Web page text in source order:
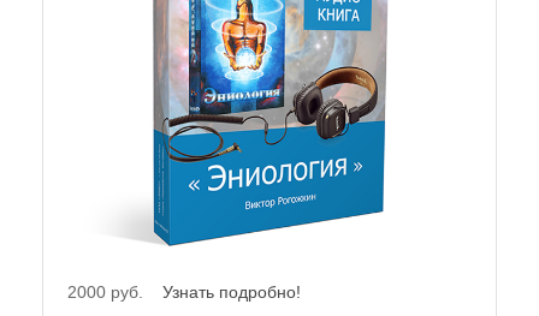
Морально-этические нормы проведения
энергоинформационных коррекций
ПОСЛЕСЛОВИЕ
Книга "Эниология"
Купить книги В.Ю. Рогожкина
Книга "Эниология"
Книга "Эниология для детей"
2000 руб. Узнать подробно!